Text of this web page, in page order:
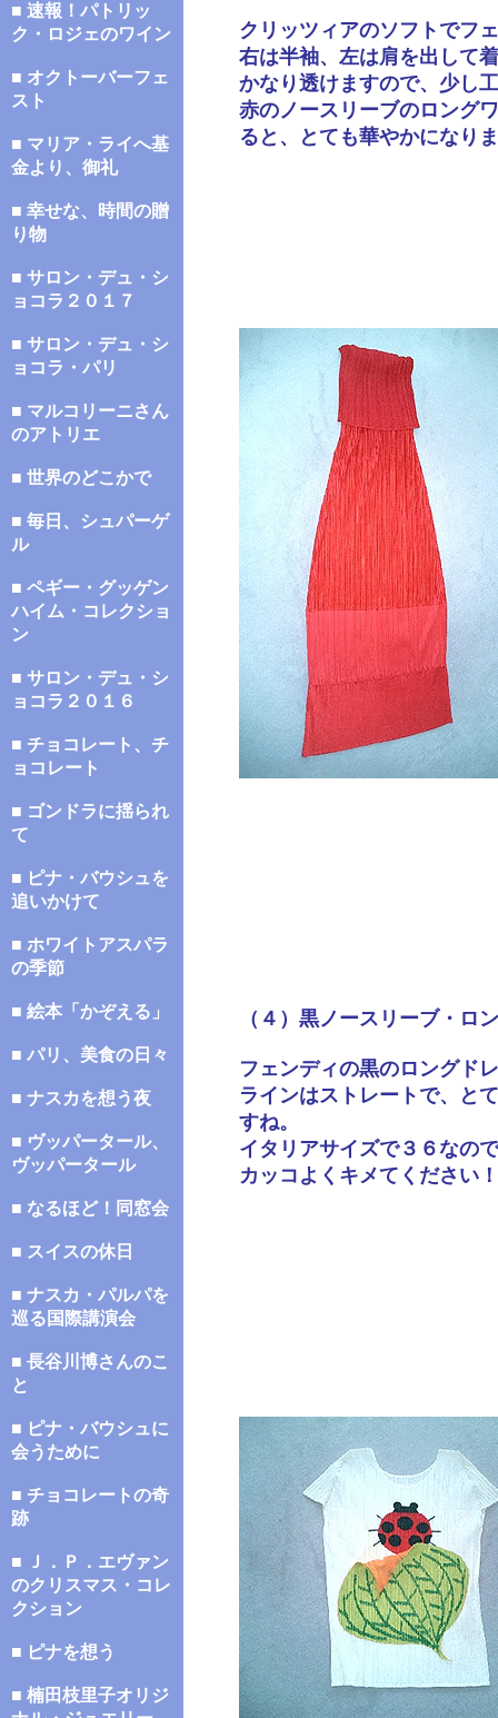
■ 速報！パトリッ
ク・ロジェのワイン
■ オクトーバーフェ
スト
■ マリア・ライへ基
金より、御礼
■ 幸せな、時間の贈
り物
■ サロン・デュ・シ
ョコラ２０１７
■ サロン・デュ・シ
ョコラ・パリ
■ マルコリーニさん
のアトリエ
■ 世界のどこかで
■ 毎日、シュパーゲ
ル
■ ペギー・グッゲン
ハイム・コレクショ
ン
■ サロン・デュ・シ
ョコラ２０１６
■ チョコレート、チ
ョコレート
■ ゴンドラに揺られ
て
■ ピナ・バウシュを
追いかけて
■ ホワイトアスパラ
の季節
■ 絵本「かぞえる」
■ パリ、美食の日々
■ ナスカを想う夜
■ ヴッパータール、
ヴッパータール
■ なるほど！同窓会
■ スイスの休日
■ ナスカ・パルパを
巡る国際講演会
■ 長谷川博さんのこ
と
■ ピナ・バウシュに
会うために
■ チョコレートの奇
跡
■ Ｊ．Ｐ．エヴァン
のクリスマス・コレ
クション
■ ピナを想う
■ 楠田枝里子オリジ
クリッツィアのソフトでフ
右は半袖、左は肩を出して
かなり透けますので、少し
赤のノースリーブのロング
ると、とても華やかになり
（４）黒ノースリーブ・ロ
フェンディの黒のロングド
ラインはストレートで、と
すね。
イタリアサイズで３６なの
カッコよくキメてください！